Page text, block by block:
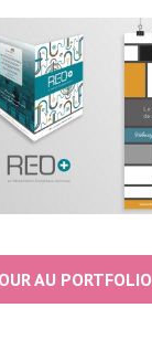
AU PORTFOLIO